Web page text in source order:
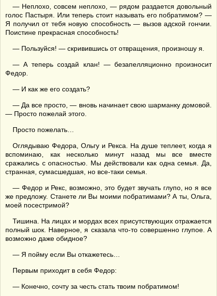
— Неплохо, совсем неплохо, — рядом раздается довольный
голос Пастыря. Или теперь стоит называть его побратимом? —
Я получил от тебя новую способность — вызов адской гончии.
Поистине прекрасная способность!
— Пользуйся! — скривившись от отвращения, произношу я.
— А теперь создай клан! — безапелляционно произносит
Федор.
— И как же его создать?
— Да все просто, — вновь начинает свою шарманку домовой.
— Просто пожелай этого.
Просто пожелать…
Оглядываю Федора, Ольгу и Рекса. На душе теплеет, когда я
вспоминаю, как несколько минут назад мы все вместе
сражались с опасностью. Мы действовали как одна семья. Да,
странная, сумасшедшая, но все-таки семья.
— Федор и Рекс, возможно, это будет звучать глупо, но я все
же предложу. Станете ли Вы моими побратимами? А ты, Ольга,
моей посестримой?
Тишина. На лицах и мордах всех присутствующих отражается
полный шок. Наверное, я сказала что-то совершенно глупое. А
возможно даже обидное?
— Я пойму если Вы откажетесь…
Первым приходит в себя Федор:
— Конечно, сочту за честь стать твоим побратимом!